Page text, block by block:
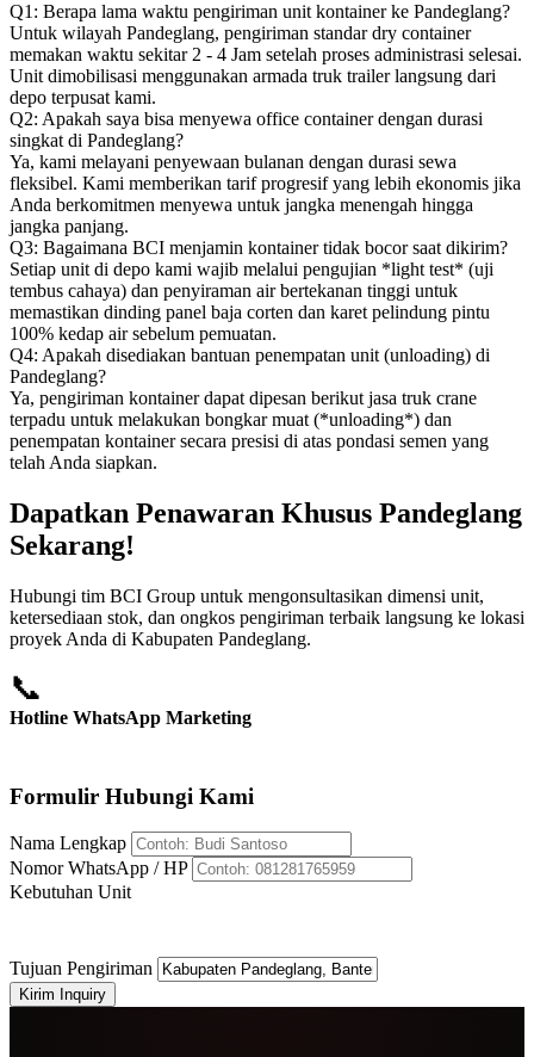
Q1: Berapa lama waktu pengiriman unit kontainer ke Pandeglang?
Untuk wilayah Pandeglang, pengiriman standar dry container
memakan waktu sekitar 2 - 4 Jam setelah proses administrasi selesai.
Unit dimobilisasi menggunakan armada truk trailer langsung dari
depo terpusat kami.
Q2: Apakah saya bisa menyewa office container dengan durasi
singkat di Pandeglang?
Ya, kami melayani penyewaan bulanan dengan durasi sewa
fleksibel. Kami memberikan tarif progresif yang lebih ekonomis jika
Anda berkomitmen menyewa untuk jangka menengah hingga
jangka panjang.
Q3: Bagaimana BCI menjamin kontainer tidak bocor saat dikirim?
Setiap unit di depo kami wajib melalui pengujian *light test* (uji
tembus cahaya) dan penyiraman air bertekanan tinggi untuk
memastikan dinding panel baja corten dan karet pelindung pintu
100% kedap air sebelum pemuatan.
Q4: Apakah disediakan bantuan penempatan unit (unloading) di
Pandeglang?
Ya, pengiriman kontainer dapat dipesan berikut jasa truk crane
terpadu untuk melakukan bongkar muat (*unloading*) dan
penempatan kontainer secara presisi di atas pondasi semen yang
telah Anda siapkan.
Dapatkan Penawaran Khusus Pandeglang
Sekarang!
Hubungi tim BCI Group untuk mengonsultasikan dimensi unit,
ketersediaan stok, dan ongkos pengiriman terbaik langsung ke lokasi
proyek Anda di Kabupaten Pandeglang.
📞
Hotline WhatsApp Marketing
Formulir Hubungi Kami
Nama Lengkap
Nomor WhatsApp / HP
Kebutuhan Unit
Tujuan Pengiriman
Kirim Inquiry